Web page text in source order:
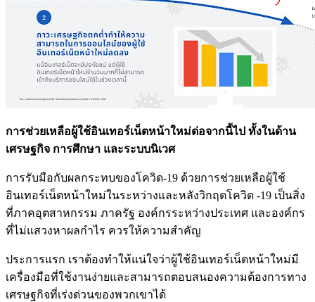
การช่วยเหลือผู้ใช้อินเทอร์เน็ตหน้าใหม่ต่อจากนี้ไป ทั้งในด้าน
เศรษฐกิจ การศึกษา และระบบนิเวศ
การรับมือกับผลกระทบของโควิด-19 ด้วยการช่วยเหลือผู้ใช้
อินเทอร์เน็ตหน้าใหม่ในระหว่างและหลังวิกฤตโควิด -19 เป็นสิ่ง
ที่ภาคอุตสาหกรรม ภาครัฐ องค์กรระหว่างประเทศ และองค์กร
ที่ไม่แสวงหาผลกำไร ควรให้ความสำคัญ
ประการแรก เราต้องทำให้แน่ใจว่าผู้ใช้อินเทอร์เน็ตหน้าใหม่มี
เครื่องมือที่ใช้งานง่ายและสามารถตอบสนองความต้องการทาง
เศรษฐกิจที่เร่งด่วนของพวกเขาได้